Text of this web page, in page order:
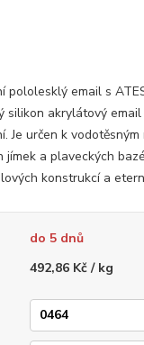
pololesklý email s
silikon akrylátový
Je určen k
jímek a plaveckých
konstrukcí a
do 5 dnů
492,86 Kč / kg